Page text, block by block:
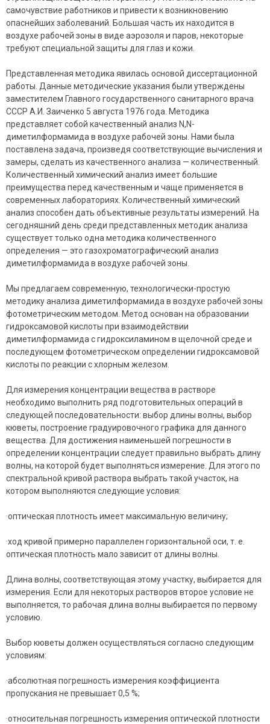
самочувствие работников и привести к возникновению
опаснейших заболеваний. Большая часть их находится в
воздухе рабочей зоны в виде аэрозоля и паров, некоторые
требуют специальной защиты для глаз и кожи.
Представленная методика явилась основой диссертационной
работы. Данные методические указания были утверждены
заместителем Главного государственного санитарного врача
СССР А.И. Заиченко 5 августа 1976 года. Методика
представляет собой качественный анализ N,N-
диметилформамида в воздухе рабочей зоны. Нами была
поставлена задача, произведя соответствующие вычисления и
замеры, сделать из качественного анализа — количественный.
Количественный химический анализ имеет большие
преимущества перед качественным и чаще применяется в
современных лабораториях. Количественный химический
анализ способен дать объективные результаты измерений. На
сегодняшний день среди представленных методик анализа
существует только одна методика количественного
определения — это газохроматографический анализ
диметилформамида в воздухе рабочей зоны.
Мы предлагаем современную, технологически-простую
методику анализа диметилформамида в воздухе рабочей зоны
фотометрическим методом. Метод основан на образовании
гидроксамовой кислоты при взаимодействии
диметилформамида с гидроксиламином в щелочной среде и
последующем фотометрическом определении гидроксамовой
кислоты по реакции с хлорным железом.
Для измерения концентрации вещества в растворе
необходимо выполнить ряд подготовительных операций в
следующей последовательности: выбор длины волны, выбор
кюветы, построение градуировочного графика для данного
вещества. Для достижения наименьшей погрешности в
определении концентрации следует правильно выбрать длину
волны, на которой будет выполняться измерение. Для этого по
спектральной кривой раствора выбрать такой участок, на
котором выполняются следующие условия:
·оптическая плотность имеет максимальную величину;
·ход кривой примерно параллелен горизонтальной оси, т. е.
оптическая плотность мало зависит от длины волны.
Длина волны, соответствующая этому участку, выбирается для
измерения. Если для некоторых растворов второе условие не
выполняется, то рабочая длина волны выбирается по первому
условию.
Выбор кюветы должен осуществляться согласно следующим
условиям:
·абсолютная погрешность измерения коэффициента
пропускания не превышает 0,5 %;
·относительная погрешность измерения оптической плотности